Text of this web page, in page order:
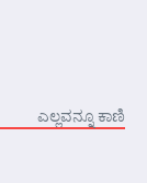
ಎಲ್ಲವನ್ನೂ ಕಾಣಿ